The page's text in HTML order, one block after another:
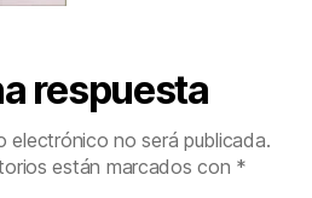
respuesta
electrónico no será publicada.
están marcados con *